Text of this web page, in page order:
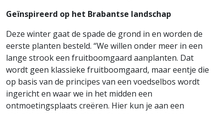
Geïnspireerd op het Brabantse landschap
Deze winter gaat de spade de grond in en worden de
eerste planten besteld. “We willen onder meer in een
lange strook een fruitboomgaard aanplanten. Dat
wordt geen klassieke fruitboomgaard, maar eentje die
op basis van de principes van een voedselbos wordt
ingericht en waar we in het midden een
ontmoetingsplaats creëren. Hier kun je aan een